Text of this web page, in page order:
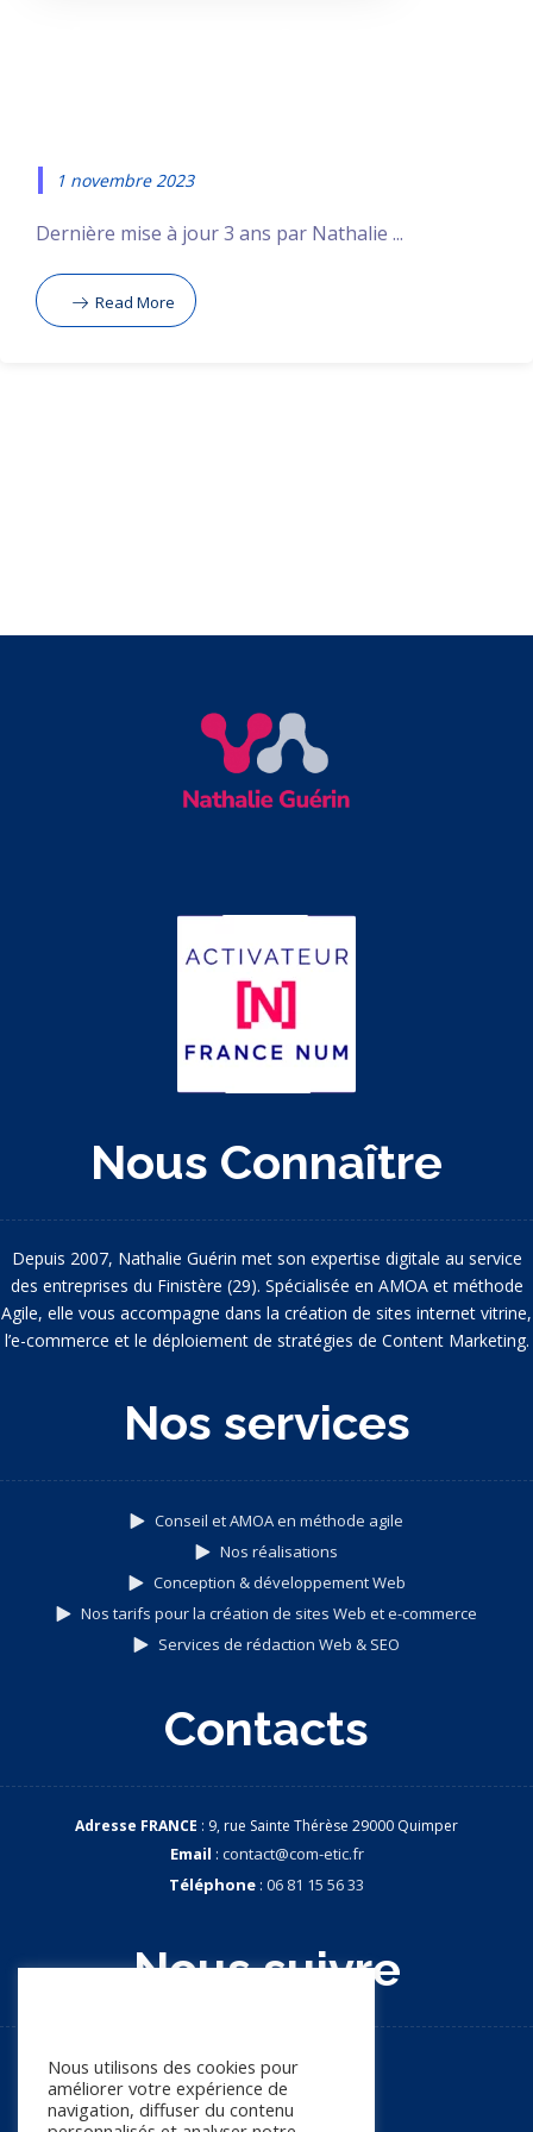
1 novembre 2023
Dernière mise à jour 3 ans par Nathalie ...
Read More
Nous Connaître
Depuis 2007, Nathalie Guérin met son expertise digitale au service
des entreprises du Finistère (29). Spécialisée en AMOA et méthode
Agile, elle vous accompagne dans la création de sites internet vitrine,
l’e-commerce et le déploiement de stratégies de Content Marketing.
Nos services
Conseil et AMOA en méthode agile
Nos réalisations
Conception & développement Web
Nos tarifs pour la création de sites Web et e-commerce
Services de rédaction Web & SEO
Contacts
Adresse FRANCE : 9, rue Sainte Thérèse 29000 Quimper
Email : contact@com-etic.fr
Téléphone : 06 81 15 56 33
Nous suivre
Nous utilisons des cookies pour
améliorer votre expérience de
navigation, diffuser du contenu